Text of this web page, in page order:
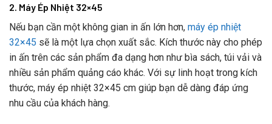
2. Máy Ép Nhiệt 32×45
Nếu bạn cần một không gian in ấn lớn hơn, máy ép nhiệt
32×45 sẽ là một lựa chọn xuất sắc. Kích thước này cho phép
in ấn trên các sản phẩm đa dạng hơn như bìa sách, túi vải và
nhiều sản phẩm quảng cáo khác. Với sự linh hoạt trong kích
thước, máy ép nhiệt 32×45 cm giúp bạn dễ dàng đáp ứng
nhu cầu của khách hàng.